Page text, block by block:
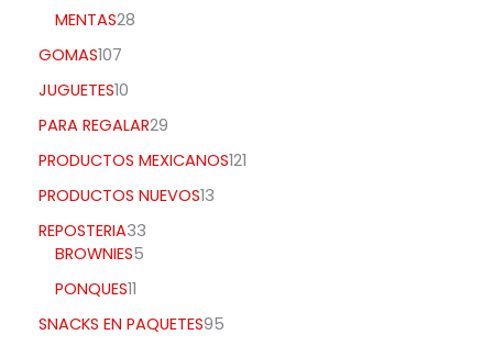
MENTAS28
GOMAS107
JUGUETES10
PARA REGALAR29
PRODUCTOS MEXICANOS121
PRODUCTOS NUEVOS13
REPOSTERIA33
BROWNIES5
PONQUES11
SNACKS EN PAQUETES95